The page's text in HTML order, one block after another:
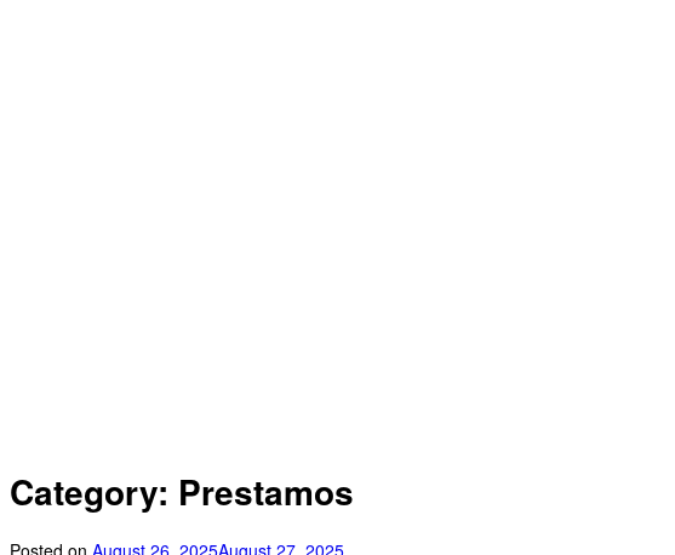
Category: Prestamos